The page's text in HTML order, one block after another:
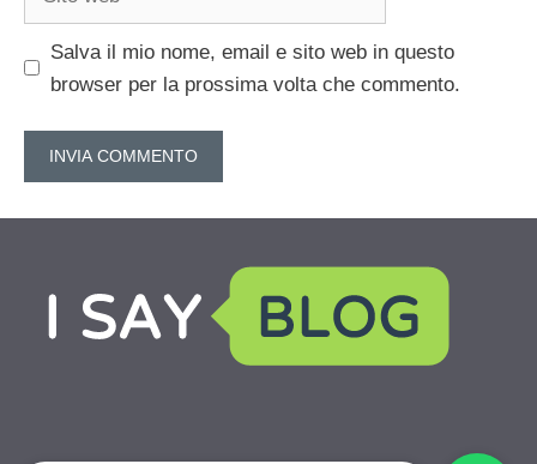
Salva il mio nome, email e sito web in questo
browser per la prossima volta che commento.